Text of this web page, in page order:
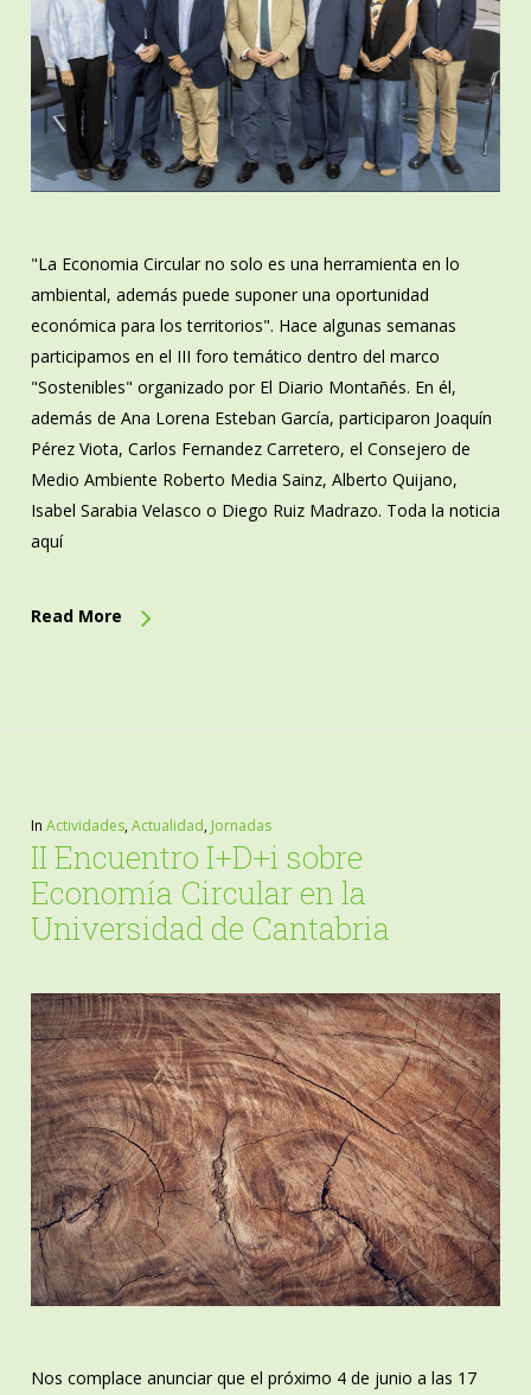
"La Economia Circular no solo es una herramienta en lo
ambiental, además puede suponer una oportunidad
económica para los territorios". Hace algunas semanas
participamos en el III foro temático dentro del marco
"Sostenibles" organizado por El Diario Montañés. En él,
además de Ana Lorena Esteban García, participaron Joaquín
Pérez Viota, Carlos Fernandez Carretero, el Consejero de
Medio Ambiente Roberto Media Sainz, Alberto Quijano,
Isabel Sarabia Velasco o Diego Ruiz Madrazo. Toda la noticia
aquí
Read More
In Actividades,Actualidad, Jornadas
II Encuentro I+D+i sobre
Economía Circular en la
Universidad de Cantabria
Nos complace anunciar que el próximo 4 de junio a las 17